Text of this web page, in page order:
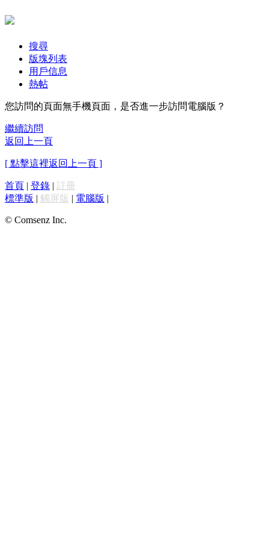
搜尋
版塊列表
用戶信息
熱帖
您訪問的頁面無手機頁面，是否進一步訪問電腦版？
繼續訪問
返回上一頁
[ 點擊這裡返回上一頁 ]
首頁 | 登錄 | 註冊
標準版 | 觸屏版 | 電腦版 |
© Comsenz Inc.